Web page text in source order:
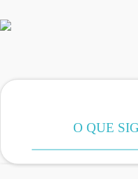
O QUE